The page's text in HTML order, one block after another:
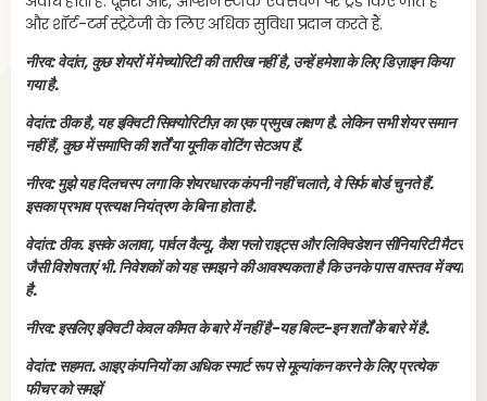
और शॉर्ट-टर्म स्ट्रेटेजी के लिए अधिक सुविधा प्रदान करते हैं.
नीरव: वेदांत, कुछ शेयरों में मेच्योरिटी की तारीख नहीं है, उन्हें हमेशा के लिए डिज़ाइन किया
गया है.
वेदांत: ठीक है, यह इक्विटी सिक्योरिटीज़ का एक प्रमुख लक्षण है. लेकिन सभी शेयर समान
नहीं हैं, कुछ में समाप्ति की शर्तें या यूनीक वोटिंग सेटअप हैं.
नीरव: मुझे यह दिलचस्प लगा कि शेयरधारक कंपनी नहीं चलाते, वे सिर्फ बोर्ड चुनते हैं.
इसका प्रभाव प्रत्यक्ष नियंत्रण के बिना होता है.
वेदांत: ठीक. इसके अलावा, पार्वल वैल्यू, कैश फ्लो राइट्स और लिक्विडेशन सीनियरिटी मैटर
जैसी विशेषताएं भी. निवेशकों को यह समझने की आवश्यकता है कि उनके पास वास्तव में क्या
है.
नीरव: इसलिए इक्विटी केवल कीमत के बारे में नहीं है-यह बिल्ट-इन शर्तों के बारे में है.
वेदांत: सहमत. आइए कंपनियों का अधिक स्मार्ट रूप से मूल्यांकन करने के लिए प्रत्येक
फीचर को समझें